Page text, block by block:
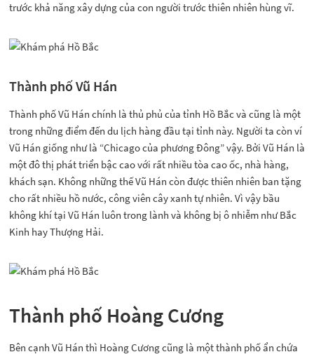
trước khả năng xây dựng của con người trước thiên nhiên hùng vĩ.
Thành phố Vũ Hán
Thành phố Vũ Hán chính là thủ phủ của tỉnh Hồ Bắc và cũng là một
trong những điểm đến du lịch hàng đầu tại tỉnh này. Người ta còn ví
Vũ Hán giống như là “Chicago của phương Đông” vậy. Bởi Vũ Hán là
một đô thị phát triển bậc cao với rất nhiều tòa cao ốc, nhà hàng,
khách sạn. Không những thế Vũ Hán còn được thiên nhiên ban tặng
cho rất nhiều hồ nước, công viên cây xanh tự nhiên. Vì vậy bầu
không khí tại Vũ Hán luôn trong lành và không bị ô nhiễm như Bắc
Kinh hay Thượng Hải.
Thành phố Hoàng Cương
Bên cạnh Vũ Hán thì Hoàng Cương cũng là một thành phố ẩn chứa